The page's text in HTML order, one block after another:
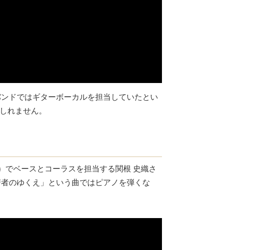
ドではギターボーカルを担当していたとい
れません。
ベースとコーラスを担当する関根 史織さ
のゆくえ」という曲ではピアノを弾くな